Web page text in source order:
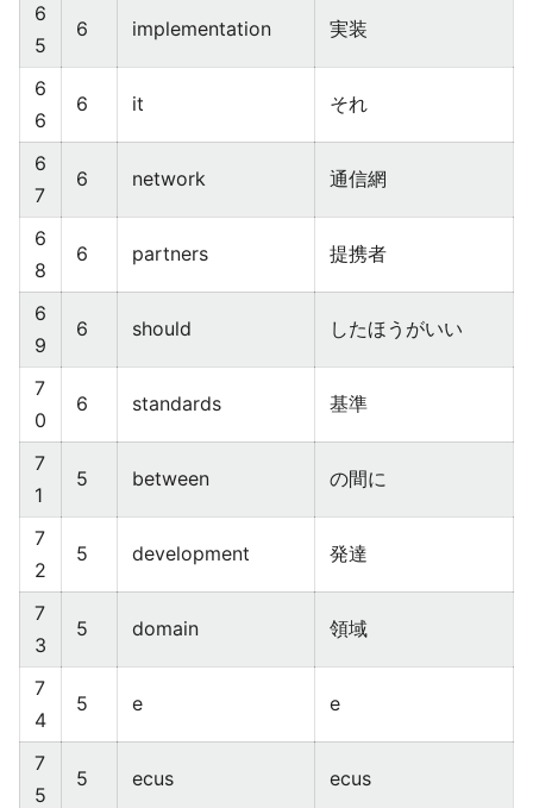
6
5
6 implementation 実装
6
6
6 it それ
6
7
6 network 通信網
6
8
6 partners 提携者
6
9
6 should したほうがいい
7
0
6 standards 基準
7
1
5 between の間に
7
2
5 development 発達
7
3
5 domain 領域
7
4
5 e e
7
5
5 ecus ecus